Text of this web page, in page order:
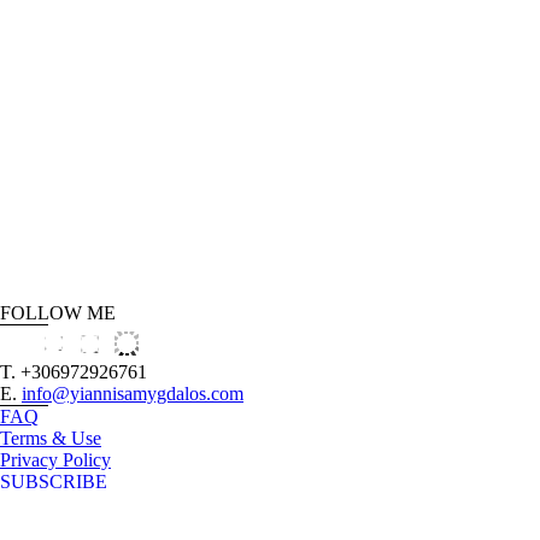
FOLLOW ME
T. +306972926761
E. info@yiannisamygdalos.com
FAQ
Terms & Use
Privacy Policy
SUBSCRIBE